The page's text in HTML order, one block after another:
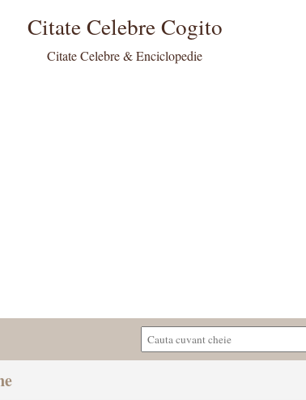
Citate Celebre Cogito
Citate Celebre & Enciclopedie